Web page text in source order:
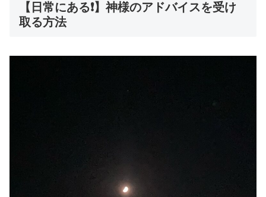
【日常にある❗️】神様のアドバイスを受け
取る方法